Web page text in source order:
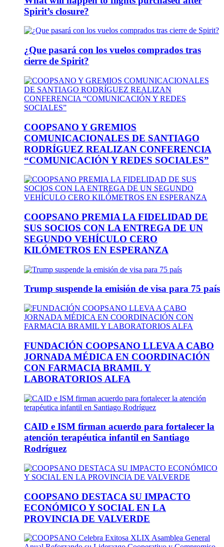
Spirit’s closure?
¿Que pasará con los vuelos comprados tras
cierre de Spirit?
COOPSANO Y GREMIOS
COMUNICACIONALES DE SANTIAGO
RODRÍGUEZ REALIZAN CONFERENCIA
“COMUNICACIÓN Y REDES SOCIALES”
COOPSANO PREMIA LA FIDELIDAD DE
SUS SOCIOS CON LA ENTREGA DE UN
SEGUNDO VEHÍCULO CERO
KILÓMETROS EN ESPERANZA
Trump suspende la emisión de visa para 75 país
FUNDACIÓN COOPSANO LLEVA A CABO
JORNADA MÉDICA EN COORDINACIÓN
CON FARMACIA BRAMIL Y
LABORATORIOS ALFA
CAID e ISM firman acuerdo para fortalecer la
atención terapéutica infantil en Santiago
Rodríguez
COOPSANO DESTACA SU IMPACTO
ECONÓMICO Y SOCIAL EN LA
PROVINCIA DE VALVERDE